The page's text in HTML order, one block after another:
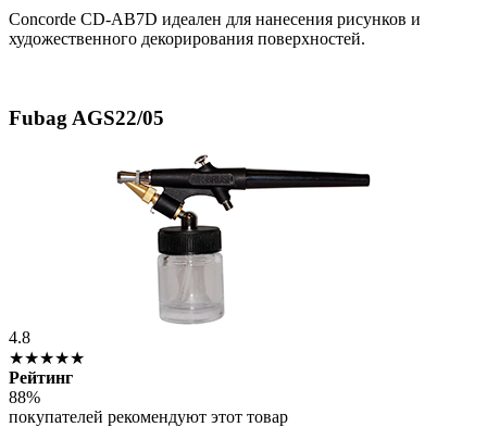
Concorde CD-AB7D идеален для нанесения рисунков и
художественного декорирования поверхностей.
Fubag AGS22/05
4.8
★★★★★
Рейтинг
88%
покупателей рекомендуют этот товар